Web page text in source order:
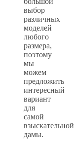
выбор
различных
моделей
любого
размера,
поэтому
мы
можем
предложить
интересный
вариант
для
самой
взыскательной
дамы.